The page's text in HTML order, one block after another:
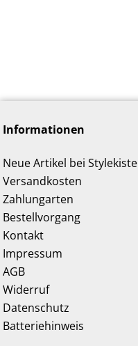
Informationen
Neue Artikel bei Stylekiste
Versandkosten
Zahlungarten
Bestellvorgang
Kontakt
Impressum
AGB
Widerruf
Datenschutz
Batteriehinweis